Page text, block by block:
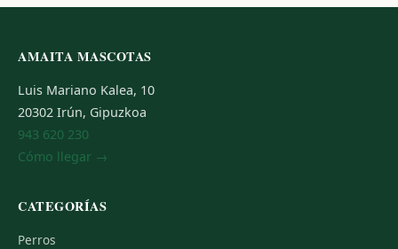
AMAITA MASCOTAS
Luis Mariano Kalea, 10
20302 Irún, Gipuzkoa
943 620 230
Cómo llegar →
CATEGORÍAS
Perros